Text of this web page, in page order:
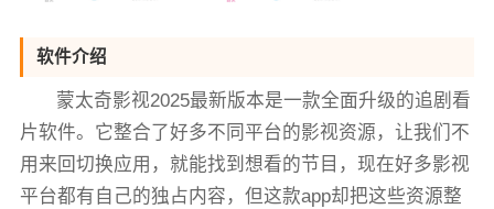
软件介绍
蒙太奇影视2025最新版本是一款全面升级的追剧看
片软件。它整合了好多不同平台的影视资源，让我们不
用来回切换应用，就能找到想看的节目，现在好多影视
平台都有自己的独占内容，但这款app却把这些资源整